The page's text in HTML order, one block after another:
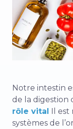
Notre intestin
de la digestion
rôle vital Il est
systèmes de